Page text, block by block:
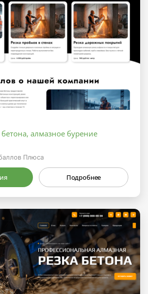
алмазное бурение
Плюса
Подробнее